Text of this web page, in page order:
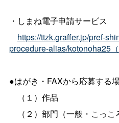
・しまね電子申請サービス
https://ttzk.graffer.jp/pref-
procedure-alias/kotonoha25（
●はがき・FAXから応募する
（１）作品
（２）部門（一般・こっこ